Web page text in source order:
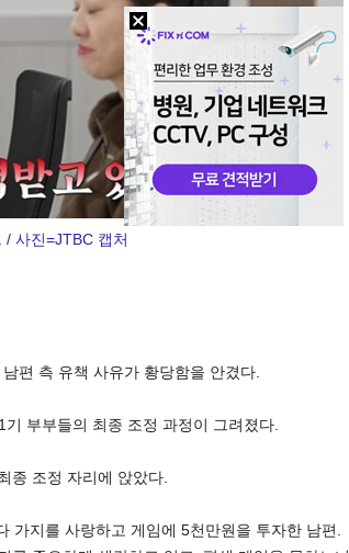
포토
만화
/ 사진=JTBC 캡처
편 측 유책 사유가 황당함을 안겼다.
부부들의 최종 조정 과정이 그려졌다.
종 조정 자리에 앉았다.
가지를 사랑하고 게임에 5천만원을 투자한 남편.